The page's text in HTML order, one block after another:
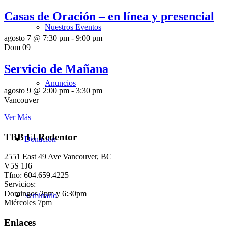
Nuestros Eventos
Anuncios
Donación
Seminario
Casas de Oración – en línea y presencial
agosto 7 @ 7:30 pm - 9:00 pm
Dom 09
Servicio de Mañana
agosto 9 @ 2:00 pm - 3:30 pm
Vancouver
Ver Más
TBB El Redentor
2551 East 49 Ave|Vancouver, BC
V5S 1J6
Tfno: 604.659.4225
Servicios:
Domingos 2pm y 6:30pm
Miércoles 7pm
Enlaces